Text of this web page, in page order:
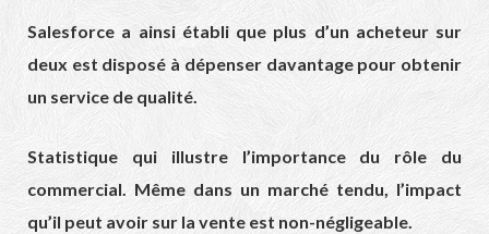
Salesforce a ainsi établi que plus d’un acheteur sur
deux est disposé à dépenser davantage pour obtenir
un service de qualité.
Statistique qui illustre l’importance du rôle du
commercial. Même dans un marché tendu, l’impact
qu’il peut avoir sur la vente est non-négligeable.